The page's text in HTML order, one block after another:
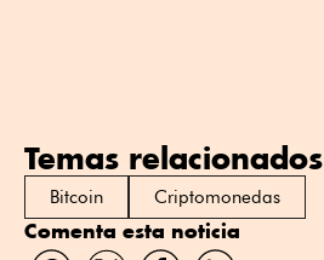
Temas relacionados
Bitcoin Criptomonedas
Comenta esta noticia